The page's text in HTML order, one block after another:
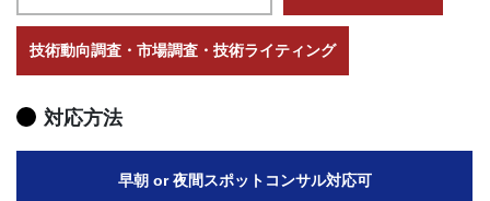
技術動向調査・市場調査・技術ライティング
対応方法
早朝 or 夜間スポットコンサル対応可